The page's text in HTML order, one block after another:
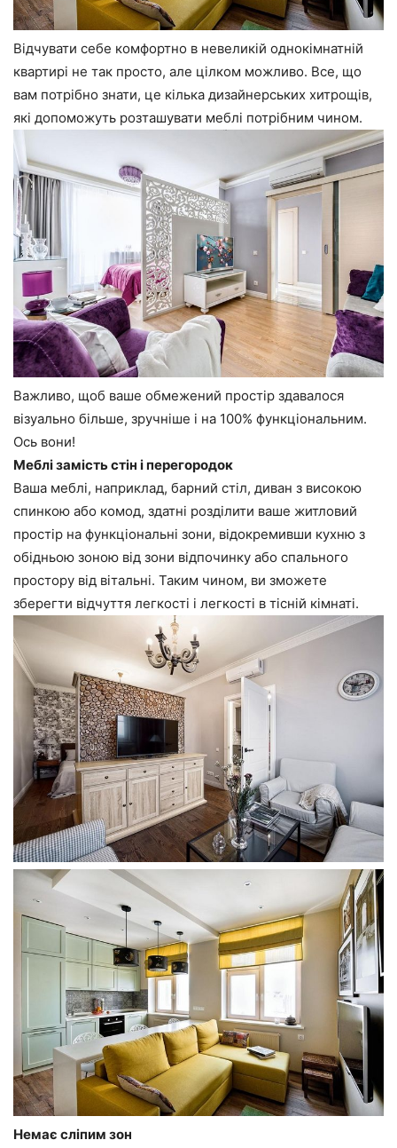
Відчувати себе комфортно в невеликій однокімнатній
квартирі не так просто, але цілком можливо. Все, що
вам потрібно знати, це кілька дизайнерських хитрощів,
які допоможуть розташувати меблі потрібним чином.
Важливо, щоб ваше обмежений простір здавалося
візуально більше, зручніше і на 100% функціональним.
Ось вони!
Меблі замість стін і перегородок
Ваша меблі, наприклад, барний стіл, диван з високою
спинкою або комод, здатні розділити ваше житловий
простір на функціональні зони, відокремивши кухню з
обідньою зоною від зони відпочинку або спального
простору від вітальні. Таким чином, ви зможете
зберегти відчуття легкості і легкості в тісній кімнаті.
Немає сліпим зон